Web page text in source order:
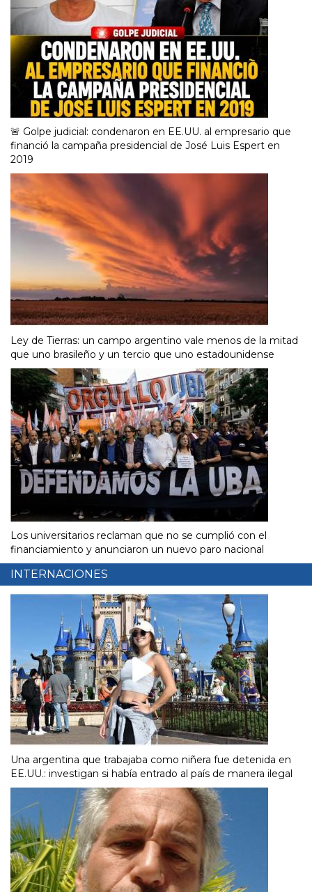
🚨 Golpe judicial: condenaron en EE.UU. al empresario que
financió la campaña presidencial de José Luis Espert en
2019
Ley de Tierras: un campo argentino vale menos de la mitad
que uno brasileño y un tercio que uno estadounidense
Los universitarios reclaman que no se cumplió con el
financiamiento y anunciaron un nuevo paro nacional
INTERNACIONES
Una argentina que trabajaba como niñera fue detenida en
EE.UU.: investigan si había entrado al país de manera ilegal